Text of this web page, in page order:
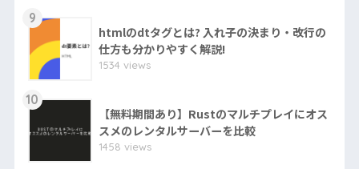
9
htmlのdtタグとは? 入れ子の決まり・改行の
仕方も分かりやすく解説!
1534 views
10
【無料期間あり】Rustのマルチプレイにオス
スメのレンタルサーバーを比較
1458 views